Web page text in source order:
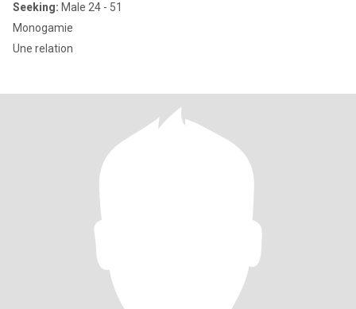
Seeking: Male 24 - 51
Monogamie
Une relation